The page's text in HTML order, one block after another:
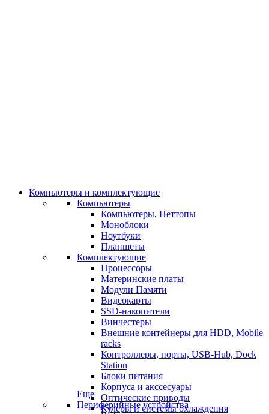
Компьютеры и комплектующие
Компьютеры
Компьютеры, Неттопы
Моноблоки
Ноутбуки
Планшеты
Комплектующие
Процессоры
Материнские платы
Модули Памяти
Видеокарты
SSD-накопители
Винчестеры
Внешние контейнеры для HDD, Mobile
racks
Контроллеры, порты, USB-Hub, Dock
Station
Блоки питания
Корпуса и акссесуары
Оптические приводы
Кулеры и системы охлаждения
Еще
Периферийные устройства